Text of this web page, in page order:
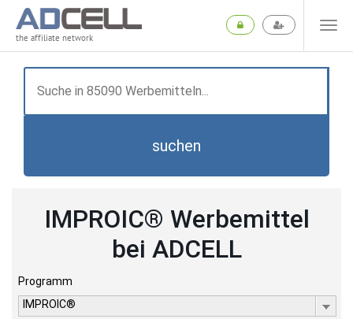
the affiliate network
suchen
IMPROIC® Werbemittel
bei ADCELL
Programm
IMPROIC®